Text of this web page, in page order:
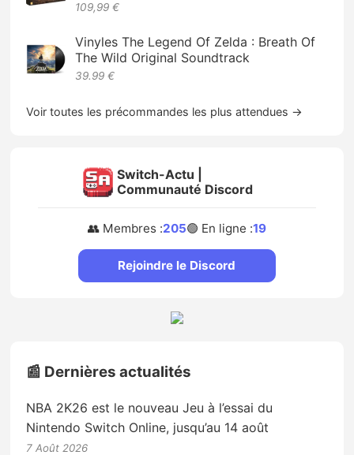
109,99 €
Vinyles The Legend Of Zelda : Breath Of
The Wild Original Soundtrack
39.99 €
Voir toutes les précommandes les plus attendues →
Switch-Actu |
Communauté Discord
👥 Membres :205🟢 En ligne :19
Rejoindre le Discord
📰 Dernières actualités
NBA 2K26 est le nouveau Jeu à l’essai du
Nintendo Switch Online, jusqu’au 14 août
7 Août 2026